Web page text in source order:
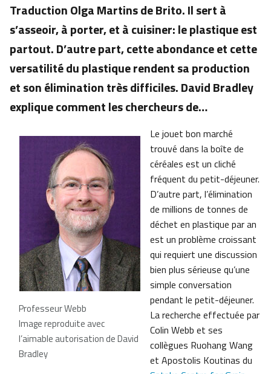
Traduction Olga Martins de Brito. Il sert à
s’asseoir, à porter, et à cuisiner: le plastique est
partout. D’autre part, cette abondance et cette
versatilité du plastique rendent sa production
et son élimination très difficiles. David Bradley
explique comment les chercheurs de…
Professeur Webb
Image reproduite avec
l’aimable autorisation de David
Bradley
Le jouet bon marché
trouvé dans la boîte de
céréales est un cliché
fréquent du petit-déjeuner.
D’autre part, l’élimination
de millions de tonnes de
déchet en plastique par an
est un problème croissant
qui requiert une discussion
bien plus sérieuse qu’une
simple conversation
pendant le petit-déjeuner.
La recherche effectuée par
Colin Webb et ses
collègues Ruohang Wang
et Apostolis Koutinas du